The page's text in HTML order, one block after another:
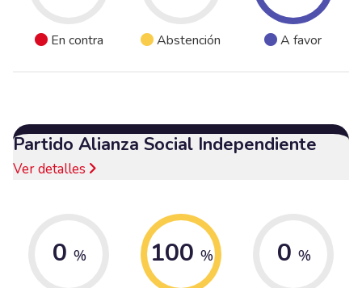
En contra Abstención A favor
Partido Alianza Social Independiente
Ver detalles
0 % 100 % 0 %